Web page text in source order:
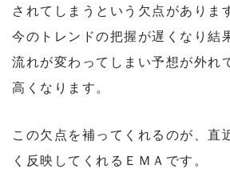
されてしまうという欠点がありま
今のトレンドの把握が遅くなり結
流れが変わってしまい予想が外れ
高くなります。
この欠点を補ってくれるのが、直
く反映してくれるＥＭＡです。